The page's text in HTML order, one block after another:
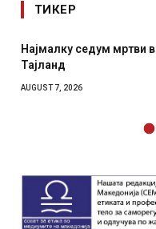
ТИКЕР
врз училиште во